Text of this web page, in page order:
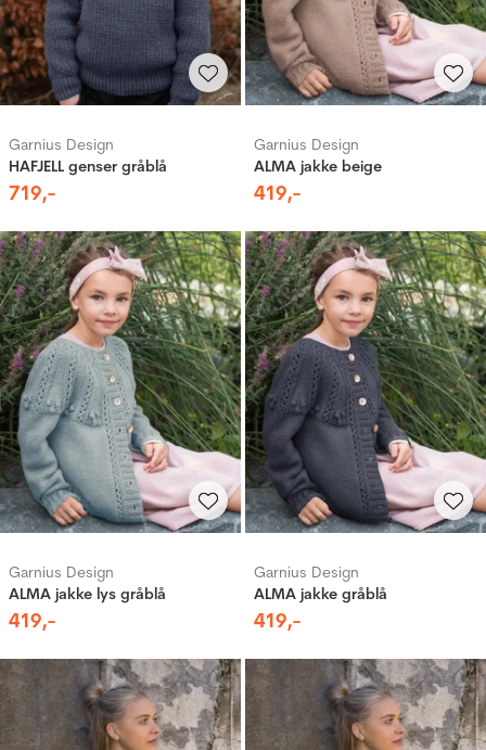
Garnius Design
HAFJELL genser gråblå
719,-
Garnius Design
ALMA jakke beige
419,-
Garnius Design
ALMA jakke lys gråblå
419,-
Garnius Design
ALMA jakke gråblå
419,-